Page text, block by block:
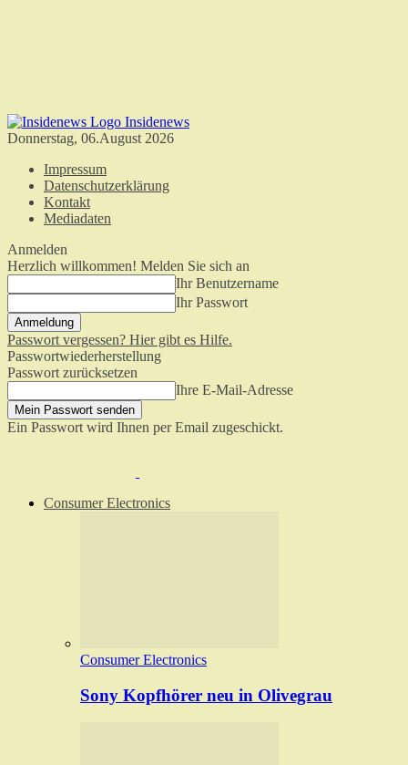
Insidenews
Donnerstag, 06.August 2026
Impressum
Datenschutzerklärung
Kontakt
Mediadaten
Anmelden
Herzlich willkommen! Melden Sie sich an
Ihr Benutzername
Ihr Passwort
Passwort vergessen? Hier gibt es Hilfe.
Passwortwiederherstellung
Passwort zurücksetzen
Ihre E-Mail-Adresse
Ein Passwort wird Ihnen per Email zugeschickt.
Consumer Electronics
Consumer Electronics
Sony Kopfhörer neu in Olivegrau